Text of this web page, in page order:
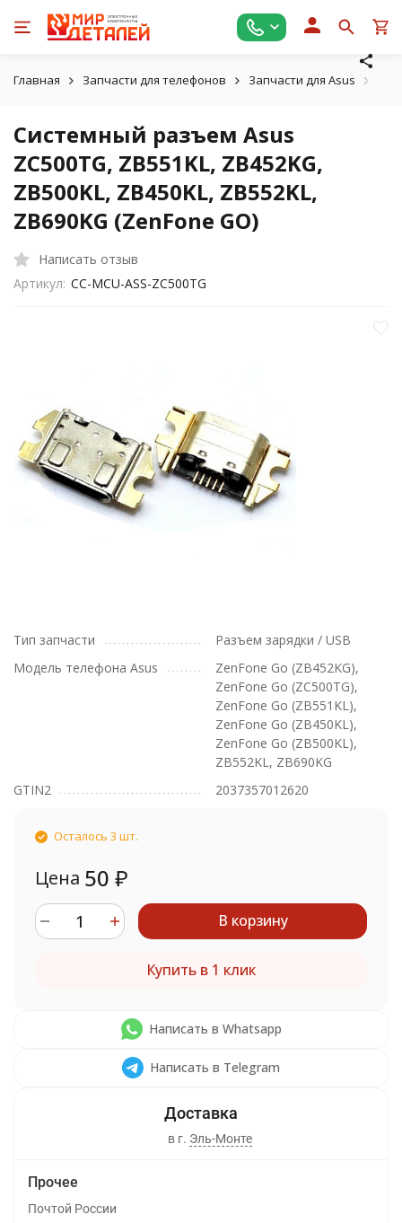
Главная Запчасти для телефонов Запчасти для Asus
Системный разъем Asus
ZC500TG, ZB551KL, ZB452KG,
ZB500KL, ZB450KL, ZB552KL,
ZB690KG (ZenFone GO)
Написать отзыв
Артикул: CC-MCU-ASS-ZC500TG
Тип запчасти
Разъем зарядки / USB
Модель телефона Asus
ZenFone Go (ZB452KG),
ZenFone Go (ZC500TG),
ZenFone Go (ZB551KL),
ZenFone Go (ZB450KL),
ZenFone Go (ZB500KL),
ZB552KL, ZB690KG
GTIN2
2037357012620
Осталось 3 шт.
Цена 50 ₽
В корзину
Купить в 1 клик
Написать в Whatsapp
Написать в Telegram
в г. Эль-Монте
Прочее
Почтой России